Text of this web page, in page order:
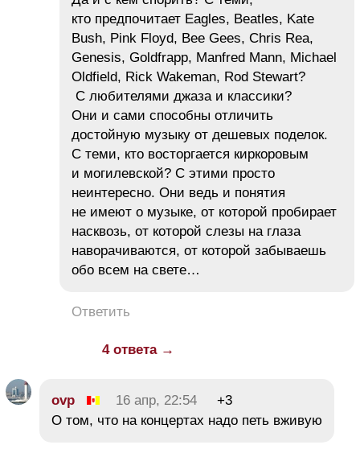
кто предпочитает Eagles, Beatles, Kate
Bush, Pink Floyd, Bee Gees, Chris Rea,
Genesis, Goldfrapp, Manfred Mann, Michael
Oldfield, Rick Wakeman, Rod Stewart?
С любителями джаза и классики?
Они и сами способны отличить
достойную музыку от дешевых поделок.
С теми, кто восторгается киркоровым
и могилевской? С этими просто
неинтересно. Они ведь и понятия
не имеют о музыке, от которой пробирает
насквозь, от которой слезы на глаза
наворачиваются, от которой забываешь
обо всем на свете…
Ответить
4 ответа →
ovp 16 апр, 22:54
+3
О том, что на концертах надо петь вживую